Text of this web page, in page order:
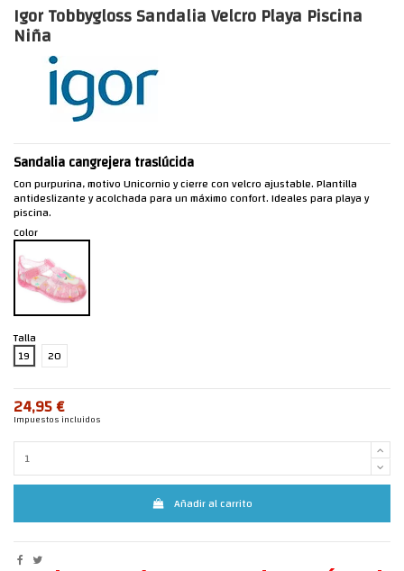
Igor Tobbygloss Sandalia Velcro Playa Piscina
Niña
Sandalia cangrejera traslúcida
Con purpurina, motivo Unicornio y cierre con velcro ajustable. Plantilla
antideslizante y acolchada para un máximo confort. Ideales para playa y
piscina.
Color
Talla
19
20
24,95 €
Impuestos incluidos
Añadir al carrito